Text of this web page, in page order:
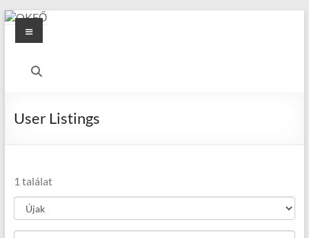
Skip
content
OKFŐ
Menu
User Listings
1 találat